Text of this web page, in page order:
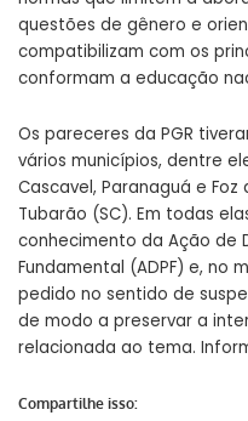
questões de gênero e
compatibilizam com os
conformam a educação
Os pareceres da PGR
vários municípios, dentre
Cascavel, Paranaguá e Foz
Tubarão (SC). Em todas
conhecimento da Ação de
Fundamental (ADPF) e, no
pedido no sentido de
de modo a preservar a
relacionada ao tema.
Compartilhe isso: